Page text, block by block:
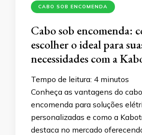
CABO SOB ENCOMENDA
Cabo sob encomenda:
escolher o ideal para
necessidades com a
Tempo de leitura: 4 minutos
Conheça as vantagens do
encomenda para soluções
personalizadas e como a
destaca no mercado